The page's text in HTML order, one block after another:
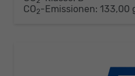
CO2-Emissionen: 133,00